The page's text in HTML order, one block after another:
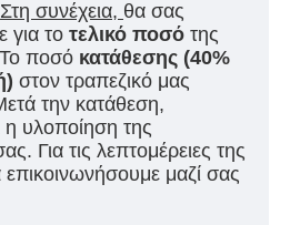
Στη συνέχεια, θα σας
για το τελικό ποσό της
ποσό κατάθεσης (40%
στον τραπεζικό μας
την κατάθεση,
η υλοποίηση της
Για τις λεπτομέρειες της
μαζί σας